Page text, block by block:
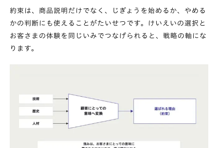
約束は、商品説明だけでなく、じぎょうを始めるか、やめる
かの判断にも使えることがたいせつです。けいえいの選択と
お客さまの体験を同じいみでつなげられると、戦略の軸にな
ります。